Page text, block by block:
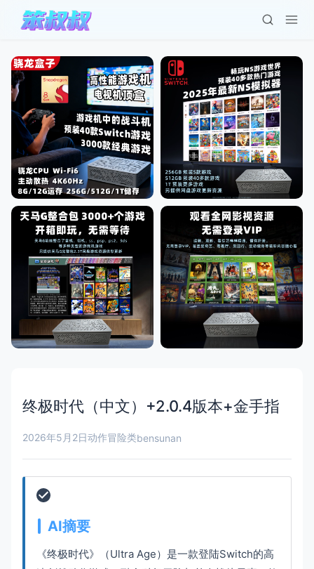
终极时代（中文）+2.0.4版本+金手指
2026年5月2日动作冒险类bensunan
AI摘要
《终极时代》（Ultra Age）是一款登陆Switch的高